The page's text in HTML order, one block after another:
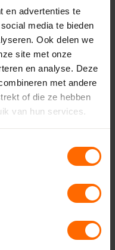
en advertenties te
media te bieden
Ook delen we
site met onze
en analyse. Deze
met andere
of die ze hebben
van hun services.
letterlijk